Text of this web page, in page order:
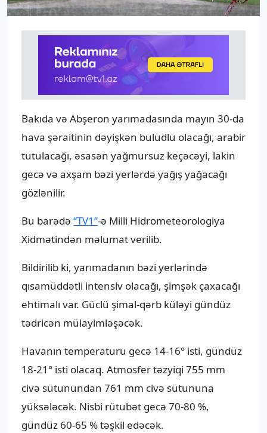
Bakıda və Abşeron yarımadasında mayın 30-da
hava şəraitinin dəyişkən buludlu olacağı, arabir
tutulacağı, əsasən yağmursuz keçəcəyi, lakin
gecə və axşam bəzi yerlərdə yağış yağacağı
gözlənilir.
Bu barədə “TV1”-ə Milli Hidrometeorologiya
Xidmətindən məlumat verilib.
Bildirilib ki, yarımadanın bəzi yerlərində
qısamüddətli intensiv olacağı, şimşək çaxacağı
ehtimalı var. Güclü şimal-qərb küləyi gündüz
tədricən mülayimləşəcək.
Havanın temperaturu gecə 14-16° isti, gündüz
18-21° isti olacaq. Atmosfer təzyiqi 755 mm
civə sütunundan 761 mm civə sütununa
yüksələcək. Nisbi rütubət gecə 70-80 %,
gündüz 60-65 % təşkil edəcək.